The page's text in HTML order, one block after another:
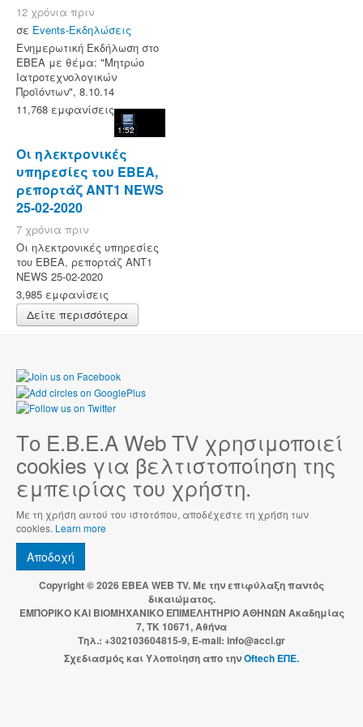
12 χρόνια πριν
σε Events-Εκδηλώσεις
Ενημερωτική Εκδήλωση στο
ΕΒΕΑ με θέμα: "Μητρώο
Ιατροτεχνολογικών
Προϊόντων", 8.10.14
11,768 εμφανίσεις
1:52
Οι ηλεκτρονικές
υπηρεσίες του ΕΒΕΑ,
ρεπορτάζ ANT1 NEWS
25-02-2020
7 χρόνια πριν
Οι ηλεκτρονικές υπηρεσίες
του ΕΒΕΑ, ρεπορτάζ ANT1
NEWS 25-02-2020
3,985 εμφανίσεις
Δείτε περισσότερα
Το Ε.Β.Ε.Α Web TV χρησιμοποιεί
cookies για βελτιστοποίηση της
εμπειρίας του χρήστη.
Με τη χρήση αυτού του ιστοτόπου, αποδέχεστε τη χρήση των
cookies. Learn more
Αποδοχή
Copyright © 2026 EBEA WEB TV. Με την επιφύλαξη παντός
δικαιώματος.
ΕΜΠΟΡΙΚΟ ΚΑΙ ΒΙΟΜΗΧΑΝΙΚΟ ΕΠΙΜΕΛΗΤΗΡΙΟ ΑΘΗΝΩΝ Ακαδημίας
7, ΤΚ 10671, Αθήνα
Τηλ.: +302103604815-9, E-mail: info@acci.gr
Σχεδιασμός και Υλοποίηση απο τηνOftech ΕΠΕ.